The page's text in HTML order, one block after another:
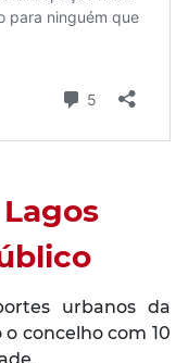
urbanos da
concelho com 10